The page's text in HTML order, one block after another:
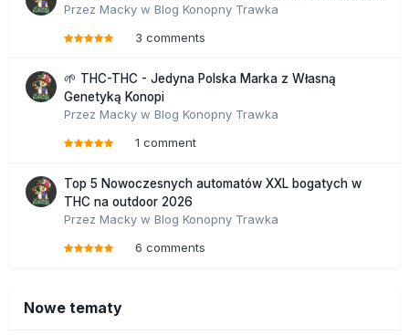
Przez Macky w Blog Konopny Trawka
3 comments
🌱 THC-THC - Jedyna Polska Marka z Własną
Genetyką Konopi
Przez Macky w Blog Konopny Trawka
1 comment
Top 5 Nowoczesnych automatów XXL bogatych w
THC na outdoor 2026
Przez Macky w Blog Konopny Trawka
6 comments
Nowe tematy